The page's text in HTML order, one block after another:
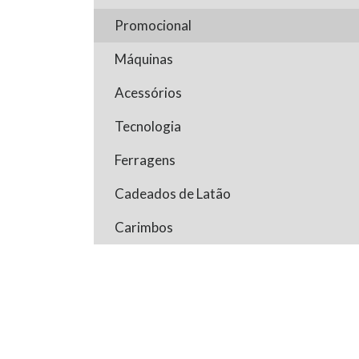
Promocional
Máquinas
Acessórios
Tecnologia
Ferragens
Cadeados de Latão
Carimbos